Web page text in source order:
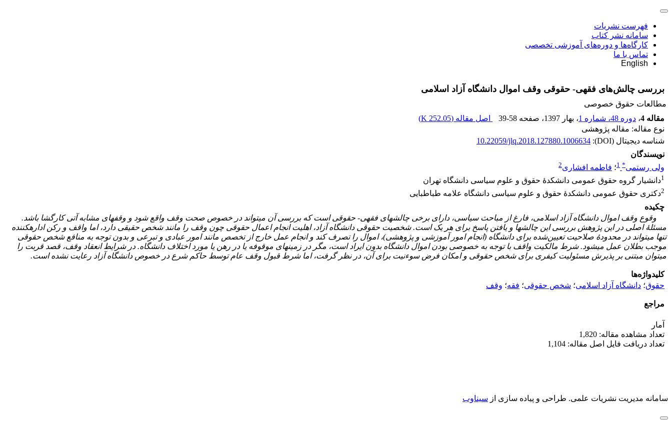
فهرست نشریات
سامانه نشر کتاب
کارگاه‌ها و دوره‌های آموزشی تخصصی
تماس با ما
English
بررسی چالش‌های فقهی- حقوقی وقف اموال دانشگاه آزاد اسلامی
مطالعات حقوق خصوصی
مقاله 4
، دوره 48، شماره 1 ، بهار 1397 ، صفحه 39-58 اصل مقاله (252.05 K
)
نوع مقاله: مقاله پژوهشی
شناسه دیجیتال (DOI):
10.22059/jlq.2018.127880.1006634
نویسندگان
ولی رستمی*
1؛ فاطمه افشاری2
1دانشیار گروه حقوق عمومی دانشکدۀ حقوق و علوم سیاسی دانشگاه تهران
2دکتری حقوق عمومی دانشکدۀ حقوق و علوم سیاسی دانشگاه علامه طباطبایی
چکیده
وقوع وقف اموال دانشگاه آزاد اسلامی، فارغ از مباحث سیاسی، دارای برخی چالش­های فقهی- حقوقی است که بررسی آن می­تواند در خصوص صحت وقف واقع شود و وقف­های مشابه آتی کارگشا باشد.
مسئلۀ اصلی در این پژوهش بررسی این چالش­ها و یافتن پاسخ برای هر یک است. شخصیت حقوقی دانشگاه آزاد، اهلیت انجام اعمال حقوقی چون وقف را مانند شخص حقیقی دارد، اما واقف و رکن اداره­کننده
تنها می­تواند در محدودۀ صلاحیت تعیین‌شده برای دانشگاه (انجام امور آموزشی و پژوهشی)، اموال را تصرف کند و انجام عمل خارج از تخصص مانند امور عبادی و تبرعی و بدون توجه به منافع شخص حقوقی
موجب بطلان عمل می­شود. شرط مالکیت واقف با توجه به خصوصی بودن اموال دانشگاه بدون ایراد است، مگر در زمین­های موقوفه یا در رهن یا مورد اختلاف دانشگاه. در شرایط انعقاد وقف، قصد قربت را
می­توان مبتنی برپذیرش مسئولیت کیفری برای شخص حقوقی و امکان فرض سوء­نیت برای آن، در نظر گرفت، اما شرط قبول وقف عام توسط حاکم شرع در خصوص دانشگاه آزاد رعایت نشده است.
کلیدواژه‌ها
حقوق؛ دانشگاه آزاد اسلامی؛ شخص حقوقی؛ فقه؛ وقف
مراجع
آمار
تعداد مشاهده مقاله: 1,820
تعداد دریافت فایل اصل مقاله: 1,104
سامانه مدیریت نشریات علمی. طراحی و پیاده سازی از سیناوب